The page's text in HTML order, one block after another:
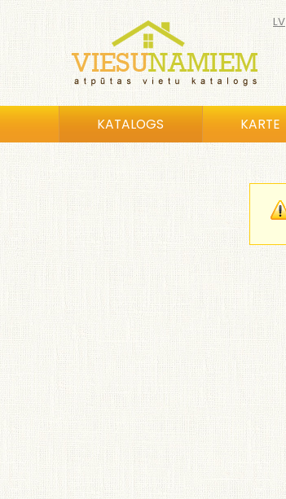
LV
KATALOGS KARTE